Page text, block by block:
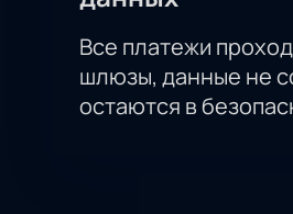
Все платежи
шлюзы, данные не
остаются в